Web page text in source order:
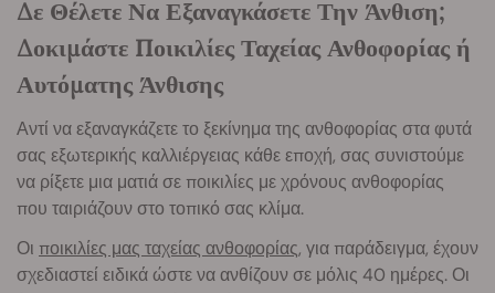
Δε Θέλετε Να Εξαναγκάσετε Την Άνθιση;
Δοκιμάστε Ποικιλίες Ταχείας Ανθοφορίας ή
Αυτόματης Άνθισης
Αντί να εξαναγκάζετε το ξεκίνημα της ανθοφορίας στα φυτά
σας εξωτερικής καλλιέργειας κάθε εποχή, σας συνιστούμε
να ρίξετε μια ματιά σε ποικιλίες με χρόνους ανθοφορίας
που ταιριάζουν στο τοπικό σας κλίμα.
Οι ποικιλίες μας ταχείας ανθοφορίας, για παράδειγμα, έχουν
σχεδιαστεί ειδικά ώστε να ανθίζουν σε μόλις 40 ημέρες. Οι